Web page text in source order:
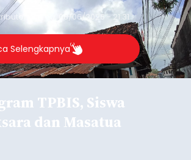
yang berada pada
6 tersebut agar tidak
miskin.
Thu, 08/06/2026 - 21:31
Selengkapnya
TPBIS, Siswa
dan Masatua